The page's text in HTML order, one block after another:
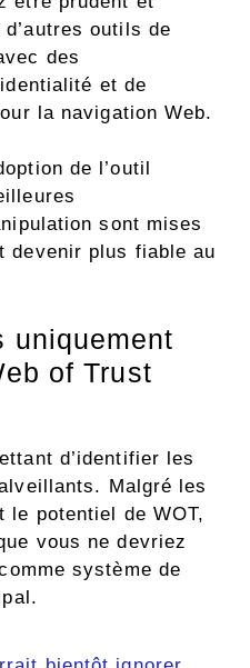
outils de
des
et de
la navigation Web.
de l’outil
sont mises
devenir plus fiable au
uniquement
of Trust
d’identifier les
Malgré les
le potentiel de WOT,
vous ne devriez
système de